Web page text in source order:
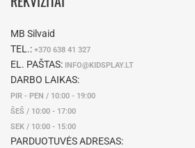
MB Silvaid
TEL.: +370 638 41 327
EL. PAŠTAS: INFO@KIDSPLAY.LT
DARBO LAIKAS:
PIR - PEN / 10:00 - 19:00
ŠEŠ / 10:00 - 17:00
SEK / 10:00 - 15:00
PARDUOTUVĖS ADRESAS: